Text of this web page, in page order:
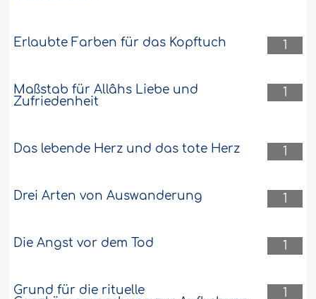
1
Erlaubte Farben für das Kopftuch
1
Maßstab für Allâhs Liebe und
Zufriedenheit
1
Das lebende Herz und das tote Herz
1
Drei Arten von Auswanderung
1
Die Angst vor dem Tod
1
Grund für die rituelle